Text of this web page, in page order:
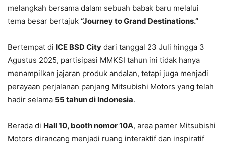
melangkah bersama dalam sebuah babak baru melalui
tema besar bertajuk “Journey to Grand Destinations.”
Bertempat di ICE BSD City dari tanggal 23 Juli hingga 3
Agustus 2025, partisipasi MMKSI tahun ini tidak hanya
menampilkan jajaran produk andalan, tetapi juga menjadi
perayaan perjalanan panjang Mitsubishi Motors yang telah
hadir selama 55 tahun di Indonesia.
Berada di Hall 10, booth nomor 10A, area pamer Mitsubishi
Motors dirancang menjadi ruang interaktif dan inspiratif